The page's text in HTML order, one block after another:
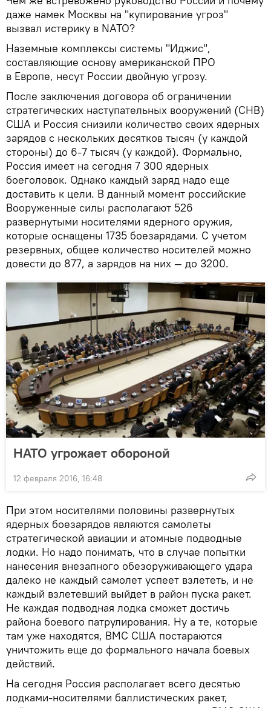
даже намек Москвы на "купирование угроз"
вызвал истерику в NATO?
Наземные комплексы системы "Иджис",
составляющие основу американской ПРО
в Европе, несут России двойную угрозу.
После заключения договора об ограничении
стратегических наступательных вооружений (СНВ)
США и Россия снизили количество своих ядерных
зарядов с нескольких десятков тысяч (у каждой
стороны) до 6-7 тысяч (у каждой). Формально,
Россия имеет на сегодня 7 300 ядерных
боеголовок. Однако каждый заряд надо еще
доставить к цели. В данный момент российские
Вооруженные силы располагают 526
развернутыми носителями ядерного оружия,
которые оснащены 1735 боезарядами. С учетом
резервных, общее количество носителей можно
довести до 877, а зарядов на них — до 3200.
НАТО угрожает обороной
12 февраля 2016, 16:48
При этом носителями половины развернутых
ядерных боезарядов являются самолеты
стратегической авиации и атомные подводные
лодки. Но надо понимать, что в случае попытки
нанесения внезапного обезоруживающего удара
далеко не каждый самолет успеет взлететь, и не
каждый взлетевший выйдет в район пуска ракет.
Не каждая подводная лодка сможет достичь
района боевого патрулирования. Ну а те, которые
там уже находятся, ВМС США постараются
уничтожить еще до формального начала боевых
действий.
На сегодня Россия располагает всего десятью
лодками-носителями баллистических ракет,